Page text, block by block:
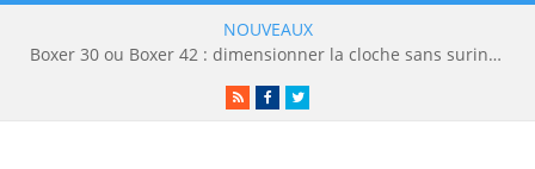
NOUVEAUX
Boxer 30 ou Boxer 42 : dimensionner la cloche sans surinvestir
RSSFacebookTwitter